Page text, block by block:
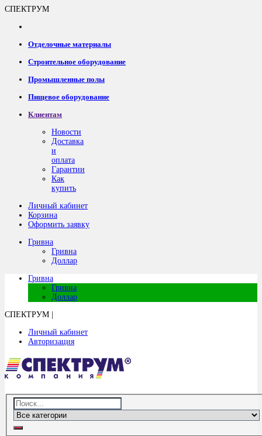
СПЕКТРУМ
Отделочные материалы
Строительное оборудование
Промышленные полы
Пищевое оборудование
Клиентам
Новости
Доставка
и
оплата
Гарантии
Как
купить
Личный кабинет
Корзина
Оформить заявку
Гривна
Гривна
Доллар
Гривна
Гривна
Доллар
СПЕКТРУМ
Личный кабинет
Авторизация